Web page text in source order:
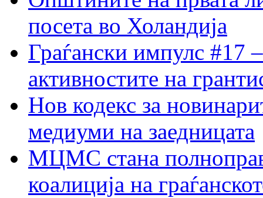
посета во Холандија
Граѓански импулс #17
активностите на
Нов кодекс за
медиуми на заедницата
МЦМС стана
коалиција на